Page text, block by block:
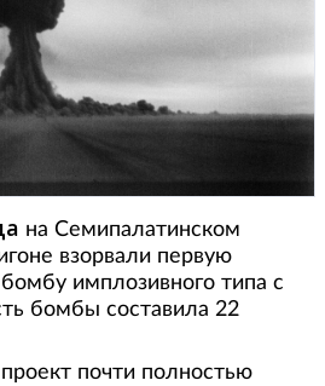
на Семипалатинском
взорвали первую
имплозивного типа с
бомбы составила 22
почти полностью